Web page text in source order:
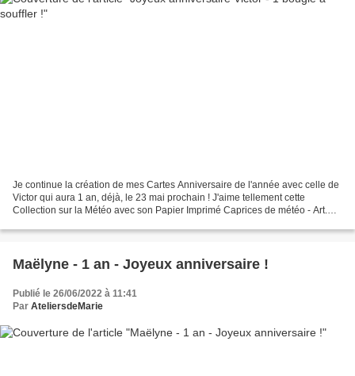
Je continue la création de mes Cartes Anniversaire de l'année avec celle de
Victor qui aura 1 an, déjà, le 23 mai prochain ! J'aime tellement cette
Collection sur la Météo avec son Papier Imprimé Caprices de météo - Art.
Maëlyne - 1 an - Joyeux anniversaire !
Publié le 26/06/2022 à 11:41
Par AteliersdeMarie